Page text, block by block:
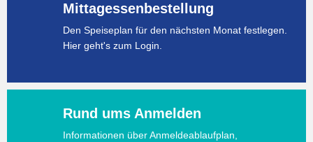
Mittagessenbestellung
Den Speiseplan für den nächsten Monat festlegen.
Hier geht's zum Login.
Rund ums Anmelden
Informationen über Anmeldeablaufplan,